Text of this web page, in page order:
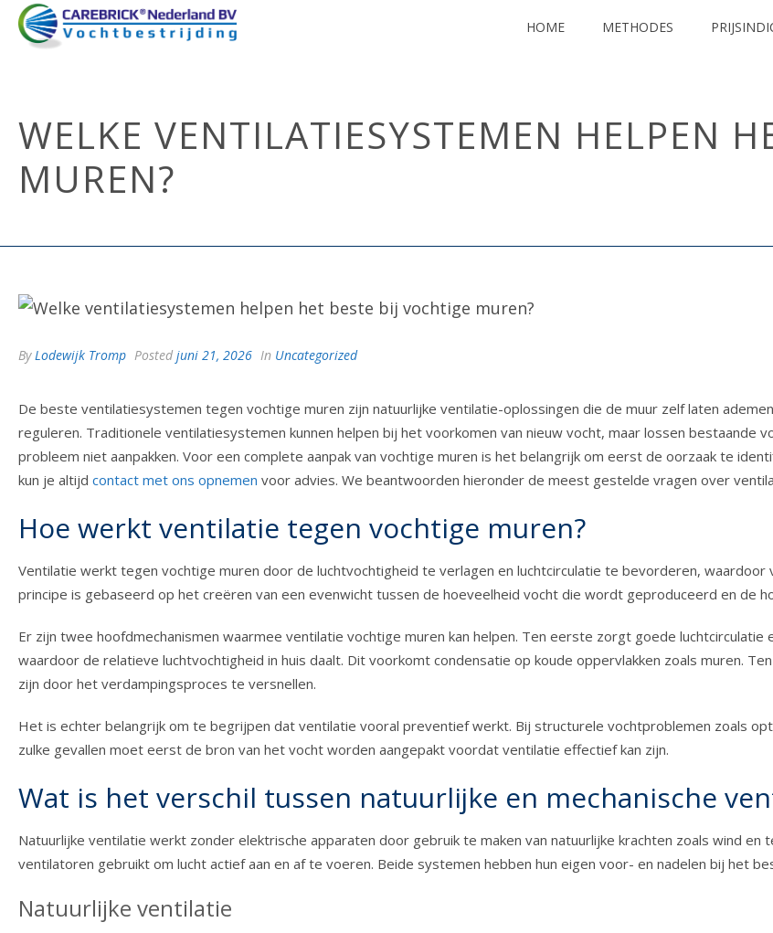
HOME METHODES
WELKE VENTILATIESYSTEMEN HELPEN
MUREN?
ByLodewijk Tromp Posted juni 21, 2026 In Uncategorized
De beste ventilatiesystemen tegen vochtige muren zijn natuurlijke ventilatie-oplossingen die de muur zelf laten
reguleren. Traditionele ventilatiesystemen kunnen helpen bij het voorkomen van nieuw vocht, maar lossen bestaande
probleem niet aanpakken. Voor een complete aanpak van vochtige muren is het belangrijk om eerst de oorzaak te
kun je altijd contact met ons opnemen voor advies. We beantwoorden hieronder de meest gestelde vragen over
Hoe werkt ventilatie tegen vochtige muren?
Ventilatie werkt tegen vochtige muren door de luchtvochtigheid te verlagen en luchtcirculatie te bevorderen,
principe is gebaseerd op het creëren van een evenwicht tussen de hoeveelheid vocht die wordt geproduceerd en de
Er zijn twee hoofdmechanismen waarmee ventilatie vochtige muren kan helpen. Ten eerste zorgt goede
waardoor de relatieve luchtvochtigheid in huis daalt. Dit voorkomt condensatie op koude oppervlakken zoals muren.
zijn door het verdampingsproces te versnellen.
Het is echter belangrijk om te begrijpen dat ventilatie vooral preventief werkt. Bij structurele vochtproblemen zoals
zulke gevallen moet eerst de bron van het vocht worden aangepakt voordat ventilatie effectief kan zijn.
Wat is het verschil tussen natuurlijke en mechanische
Natuurlijke ventilatie werkt zonder elektrische apparaten door gebruik te maken van natuurlijke krachten zoals wind
ventilatoren gebruikt om lucht actief aan en af te voeren. Beide systemen hebben hun eigen voor- en nadelen bij het
Natuurlijke ventilatie